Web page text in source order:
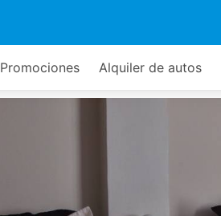
Promociones Alquiler de autos